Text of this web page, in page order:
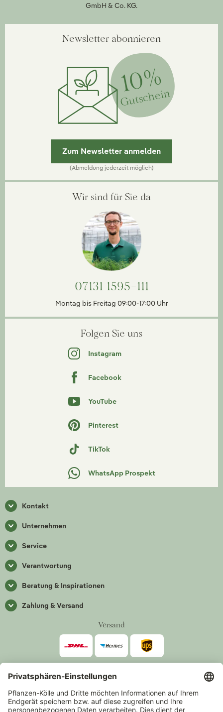
GmbH & Co. KG.
Newsletter abonnieren
10%
Gutschein
Zum Newsletter anmelden
(Abmeldung jederzeit möglich)
Wir sind für Sie da
07131 1595-111
Montag bis Freitag 09:00-17:00 Uhr
Folgen Sie uns
Instagram
Facebook
YouTube
Pinterest
TikTok
WhatsApp Prospekt
Kontakt
Unternehmen
Service
Verantwortung
Beratung & Inspirationen
Zahlung & Versand
Versand
Zahlarten